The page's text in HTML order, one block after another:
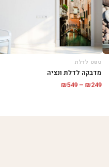
טפט לדלת
מדבקה לדלת ונציה
₪249
–
₪549 טווח